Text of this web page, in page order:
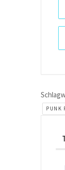
PUNK